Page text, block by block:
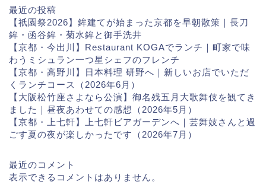
最近の投稿
【祇園祭2026】鉾建てが始まった京都を早朝散策｜長刀
鉾・函谷鉾・菊水鉾と御手洗井
【京都・今出川】Restaurant KOGAでランチ｜町家で味
わうミシュラン一つ星シェフのフレンチ
【京都・高野川】日本料理 研野へ｜新しいお店でいただ
くランチコース（2026年6月）
【大阪松竹座さよなら公演】御名残五月大歌舞伎を観てき
ました｜昼夜あわせての感想（2026年5月）
【京都・上七軒】上七軒ビアガーデンへ｜芸舞妓さんと過
ごす夏の夜が楽しかったです（2026年7月）
最近のコメント
表示できるコメントはありません。